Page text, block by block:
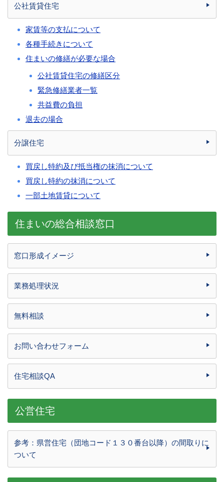
公社賃貸住宅
家賃等の支払について
各種手続きについて
住まいの修繕が必要な場合
公社賃貸住宅の修繕区分
緊急修繕業者一覧
共益費の負担
退去の場合
分譲住宅
買戻し特約及び抵当権の抹消について
買戻し特約の抹消について
一部土地賃貸について
住まいの総合相談窓口
窓口形成イメージ
業務処理状況
無料相談
お問い合わせフォーム
住宅相談QA
公営住宅
参考：県営住宅（団地コード１３０番台以降）の間取りに
ついて